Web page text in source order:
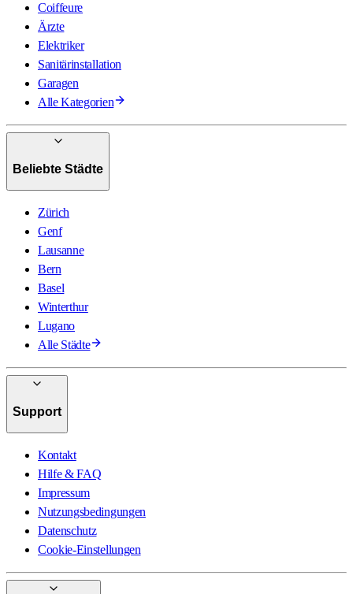
Coiffeure
Ärzte
Elektriker
Sanitärinstallation
Garagen
Alle Kategorien
Beliebte Städte
Zürich
Genf
Lausanne
Bern
Basel
Winterthur
Lugano
Alle Städte
Support
Kontakt
Hilfe & FAQ
Impressum
Nutzungsbedingungen
Datenschutz
Cookie-Einstellungen